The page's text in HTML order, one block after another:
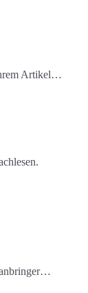
Artikel…